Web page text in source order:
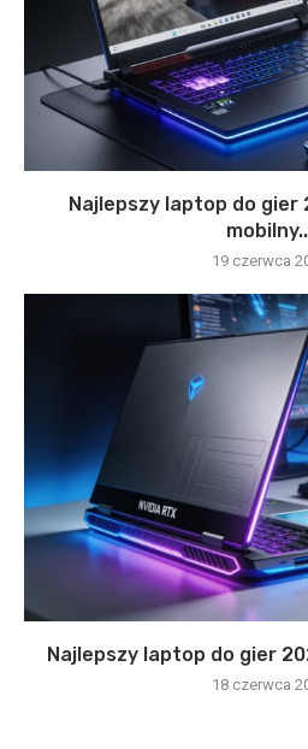
Najlepszy laptop do
19 czerwca
Najlepszy laptop do gier
18 czerwca